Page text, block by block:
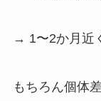
→ 1〜2か月近
もちろん個体